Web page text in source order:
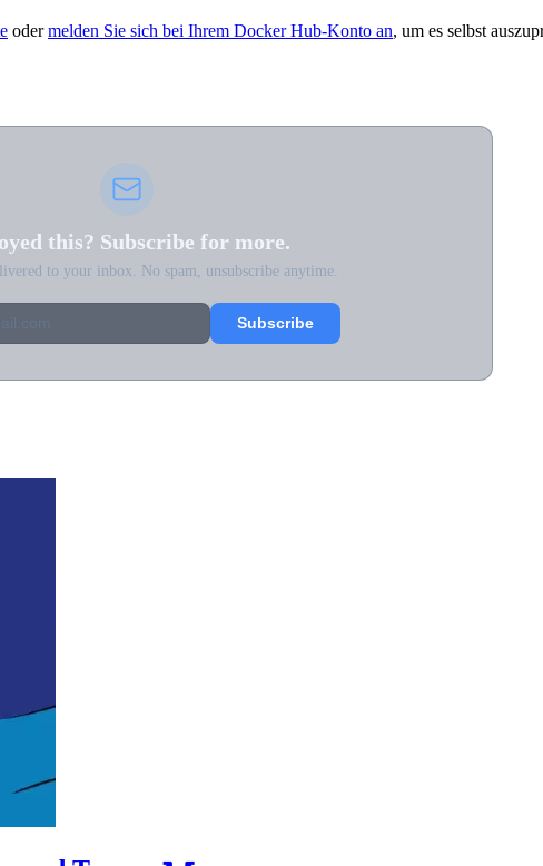
odermelden Sie sich bei Ihrem Docker Hub-Konto an, um es selbst
this? Subscribe for more.
to your inbox. No spam, unsubscribe anytime.